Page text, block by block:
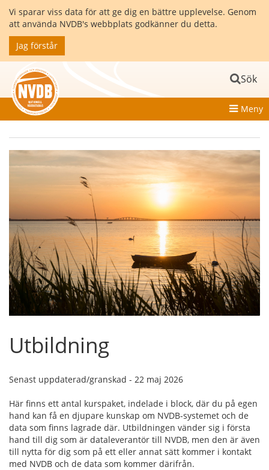
Vi sparar viss data för att ge dig en bättre upplevelse. Genom
att använda NVDB's webbplats godkänner du detta.
Jag förstår
Sök
Meny
Utbildning
Senast uppdaterad/granskad - 22 maj 2026
Här finns ett antal kurspaket, indelade i block, där du på egen
hand kan få en djupare kunskap om NVDB-systemet och de
data som finns lagrade där. Utbildningen vänder sig i första
hand till dig som är dataleverantör till NVDB, men den är även
till nytta för dig som på ett eller annat sätt kommer i kontakt
med NVDB och de data som kommer därifrån.